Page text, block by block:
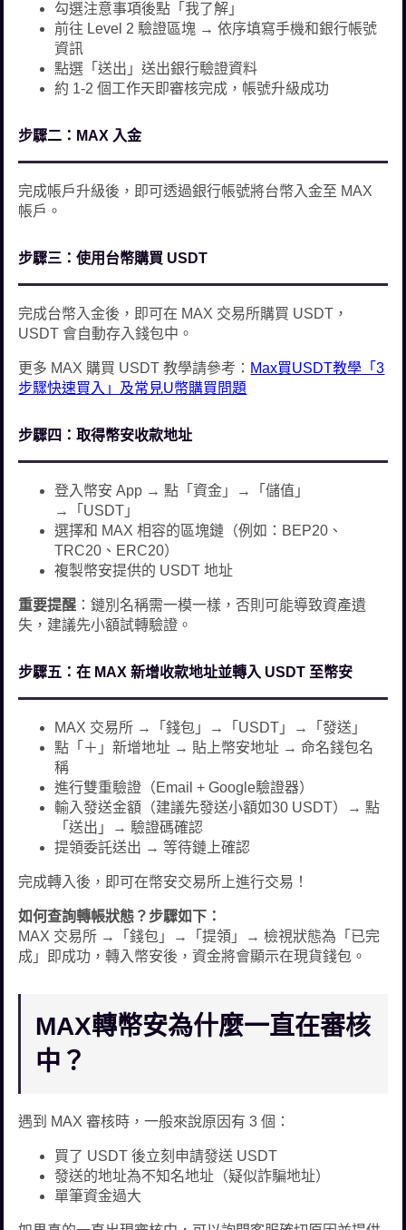
勾選注意事項後點「我了解」
前往 Level 2 驗證區塊 → 依序填寫手機和銀行帳號
資訊
點選「送出」送出銀行驗證資料
約 1-2 個工作天即審核完成，帳號升級成功
步驟二：MAX 入金
完成帳戶升級後，即可透過銀行帳號將台幣入金至 MAX
帳戶。
步驟三：使用台幣購買 USDT
完成台幣入金後，即可在 MAX 交易所購買 USDT，
USDT 會自動存入錢包中。
更多 MAX 購買 USDT 教學請參考： Max買USDT教學「3
步驟快速買入」及常見U幣購買問題
步驟四：取得幣安收款地址
登入幣安 App → 點「資金」→「儲值」
→「USDT」
選擇和 MAX 相容的區塊鏈（例如：BEP20、
TRC20、ERC20）
複製幣安提供的 USDT 地址
重要提醒 ：鏈別名稱需一模一樣，否則可能導致資產遺
失，建議先小額試轉驗證。
步驟五：在 MAX 新增收款地址並轉入 USDT 至幣安
MAX 交易所 →「錢包」→「USDT」→「發送」
點「＋」新增地址 → 貼上幣安地址 → 命名錢包名
稱
進行雙重驗證（Email + Google驗證器）
輸入發送金額（建議先發送小額如30 USDT）→ 點
「送出」→ 驗證碼確認
提領委託送出 → 等待鏈上確認
完成轉入後，即可在幣安交易所上進行交易！
如何查詢轉帳狀態？步驟如下：
MAX 交易所 →「錢包」→「提領」→ 檢視狀態為「已完
成」即成功，轉入幣安後，資金將會顯示在現貨錢包。
MAX轉幣安為什麼一直在審核
中？
遇到 MAX 審核時，一般來說原因有 3 個：
買了 USDT 後立刻申請發送 USDT
發送的地址為不知名地址（疑似詐騙地址）
單筆資金過大